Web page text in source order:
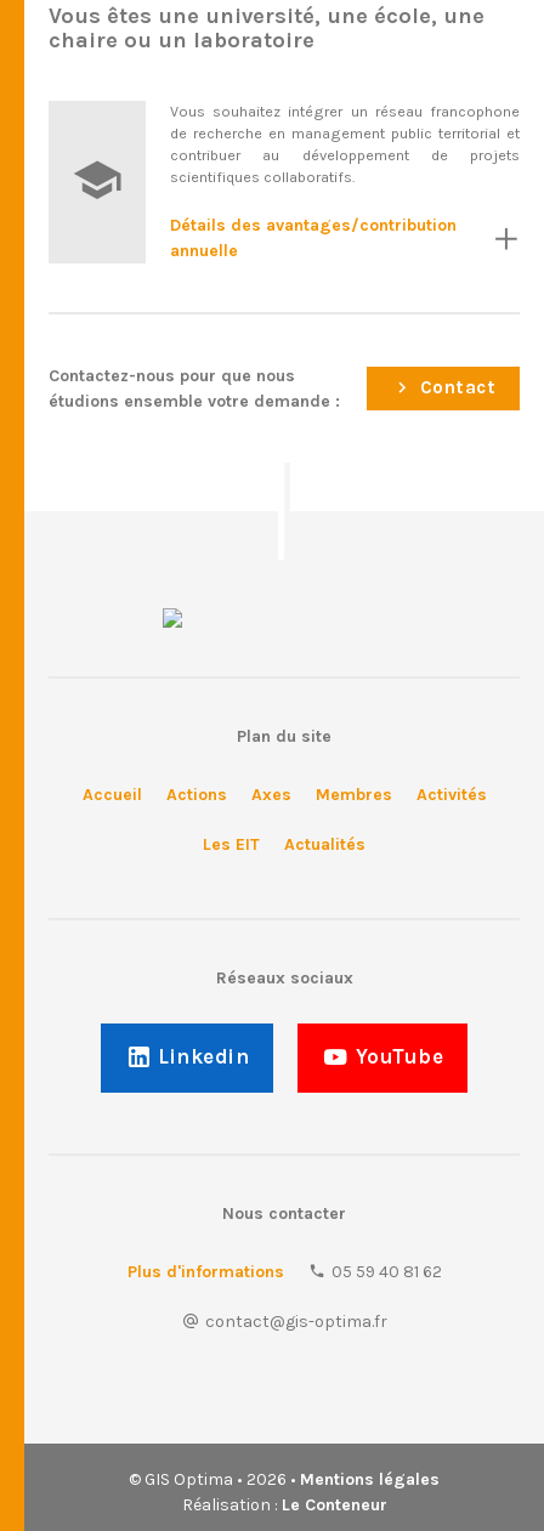
Vous êtes une université, une école, une
chaire ou un laboratoire
Vous souhaitez intégrer un réseau francophone
de recherche en management public territorial et
contribuer au développement de projets
scientifiques collaboratifs.
Détails des avantages/contribution
annuelle
Contactez-nous pour que nous
étudions ensemble votre demande :
Contact
Plan du site
Accueil Actions Axes Membres Activités
Les EIT Actualités
Réseaux sociaux
Linkedin YouTube
Nous contacter
Plus d'informations 05 59 40 81 62
contact@gis-optima.fr
© GIS Optima • 2026 • Mentions légales
Réalisation : Le Conteneur